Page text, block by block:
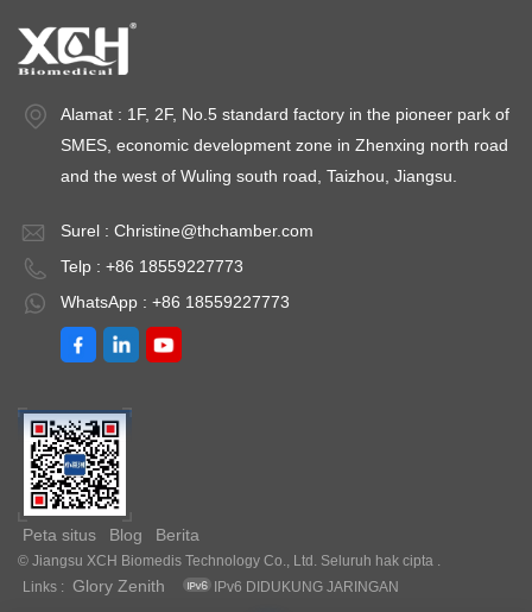
Alamat : 1F, 2F, No.5 standard factory in the pioneer park of
SMES, economic development zone in Zhenxing north road
and the west of Wuling south road, Taizhou, Jiangsu.
Surel : Christine@thchamber.com
Telp : +86 18559227773
WhatsApp : +86 18559227773
Peta situs Blog Berita
© Jiangsu XCH Biomedis Technology Co., Ltd. Seluruh hak cipta .
Links :
Glory Zenith IPv6 DIDUKUNG JARINGAN